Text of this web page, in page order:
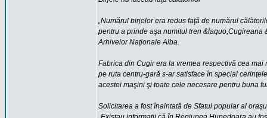
„Numărul birjelor era redus faţă de numărul
pentru a prinde aşa numitul tren &laquo;Cugireana
Arhivelor Naţionale Alba.
Fabrica din Cugir era la vremea respectivă cea
pe ruta centru-gară s-ar satisface în special
acestei maşini şi toate cele necesare pentru buna
Solicitarea a fost înaintată de Sfatul popular al